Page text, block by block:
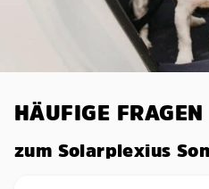
HÄUFIGE FRAGEN
zum Solarplexius